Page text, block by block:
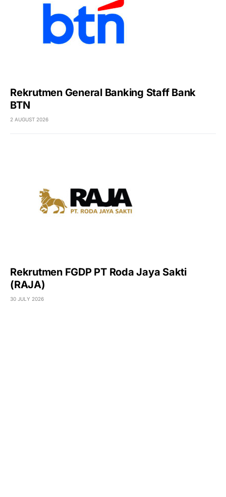
Rekrutmen General Banking Staff Bank
BTN
2 AUGUST 2026
Rekrutmen FGDP PT Roda Jaya Sakti
(RAJA)
30 JULY 2026